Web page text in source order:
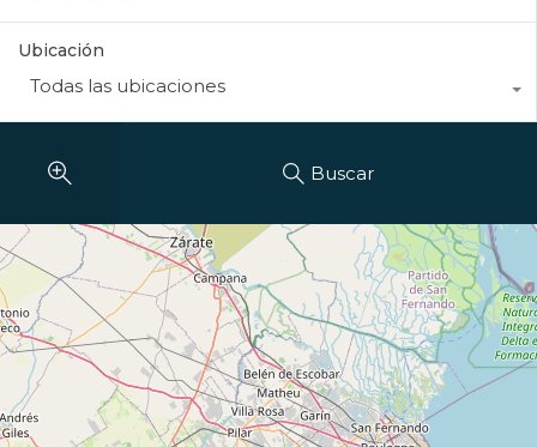
Ubicación
Todas las ubicaciones
Buscar